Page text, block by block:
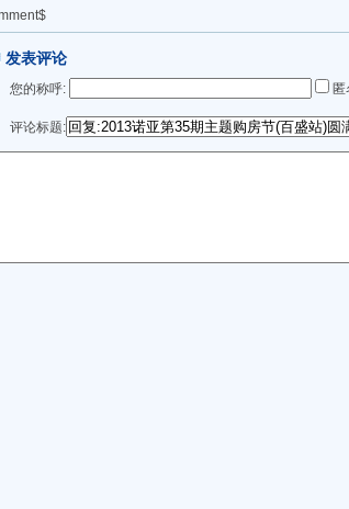
发表评论
您的称呼:
评论标题: